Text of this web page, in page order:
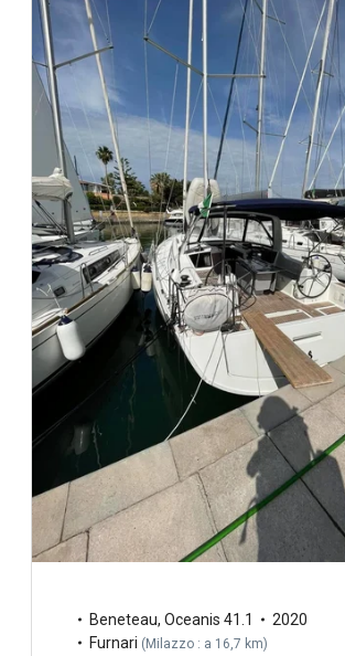
Beneteau, Oceanis 41.1
2020
Furnari (Milazzo : a 16,7 km)